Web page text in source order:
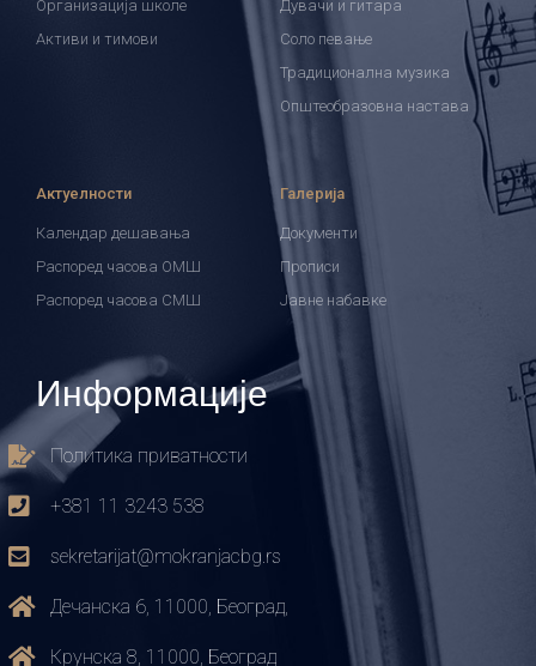
Организација школе
Активи и тимови
Дувачи и гитара
Соло певање
Традиционална музика
Општеобразовна настава
Актуелности
Календар дешавања
Распоред часова ОМШ
Распоред часова СМШ
Галерија
Документи
Прописи
Јавне набавке
Информације
Политика приватности
+381 11 3243 538
sekretarijat@mokranjacbg.rs
Дечанска 6, 11000, Београд,
Крунска 8, 11000, Београд